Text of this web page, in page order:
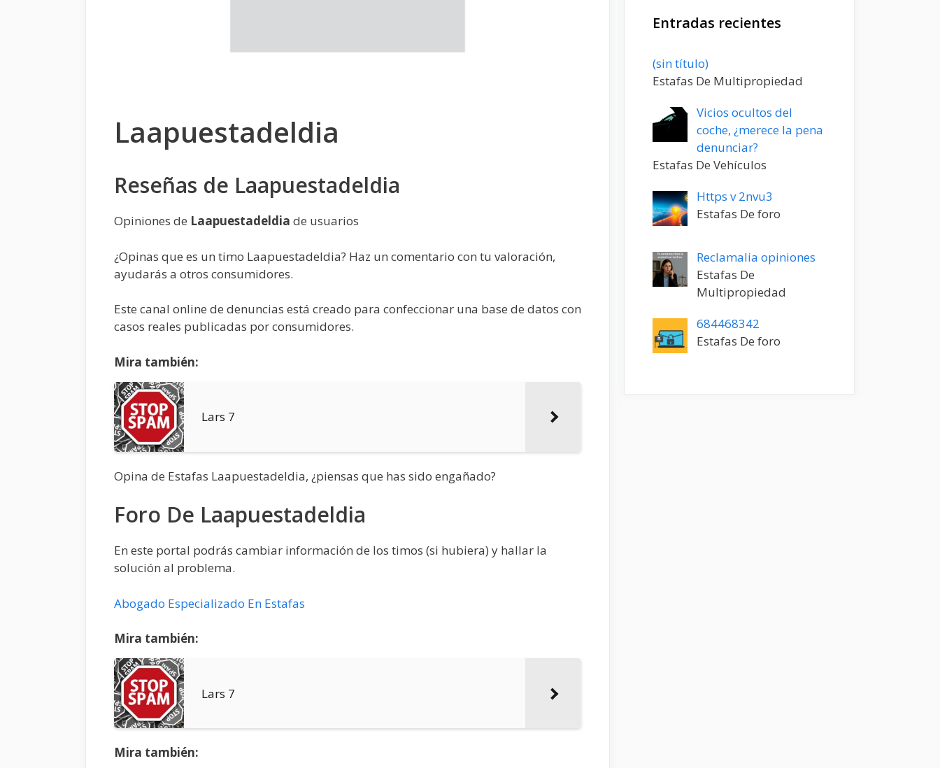
Laapuestadeldia
Reseñas de Laapuestadeldia
Opiniones de Laapuestadeldia de usuarios
¿Opinas que es un timo Laapuestadeldia? Haz un comentario con tu valoración,
ayudarás a otros consumidores.
Este canal online de denuncias está creado para confeccionar una base de datos con
casos reales publicadas por consumidores.
Mira también:
Lars 7
Opina de Estafas Laapuestadeldia, ¿piensas que has sido engañado?
Foro De Laapuestadeldia
En este portal podrás cambiar información de los timos (si hubiera) y hallar la
solución al problema.
Abogado Especializado En Estafas
Mira también:
Lars 7
Mira también:
Entradas recientes
(sin título)Entrada
20198
Estafas De Multipropiedad
Vicios ocultos del
coche, ¿merece la pena
denunciar?
Estafas De Vehículos
Https v 2nvu3
Estafas De foro
Reclamalia opiniones
Estafas De
Multipropiedad
684468342
Estafas De foro